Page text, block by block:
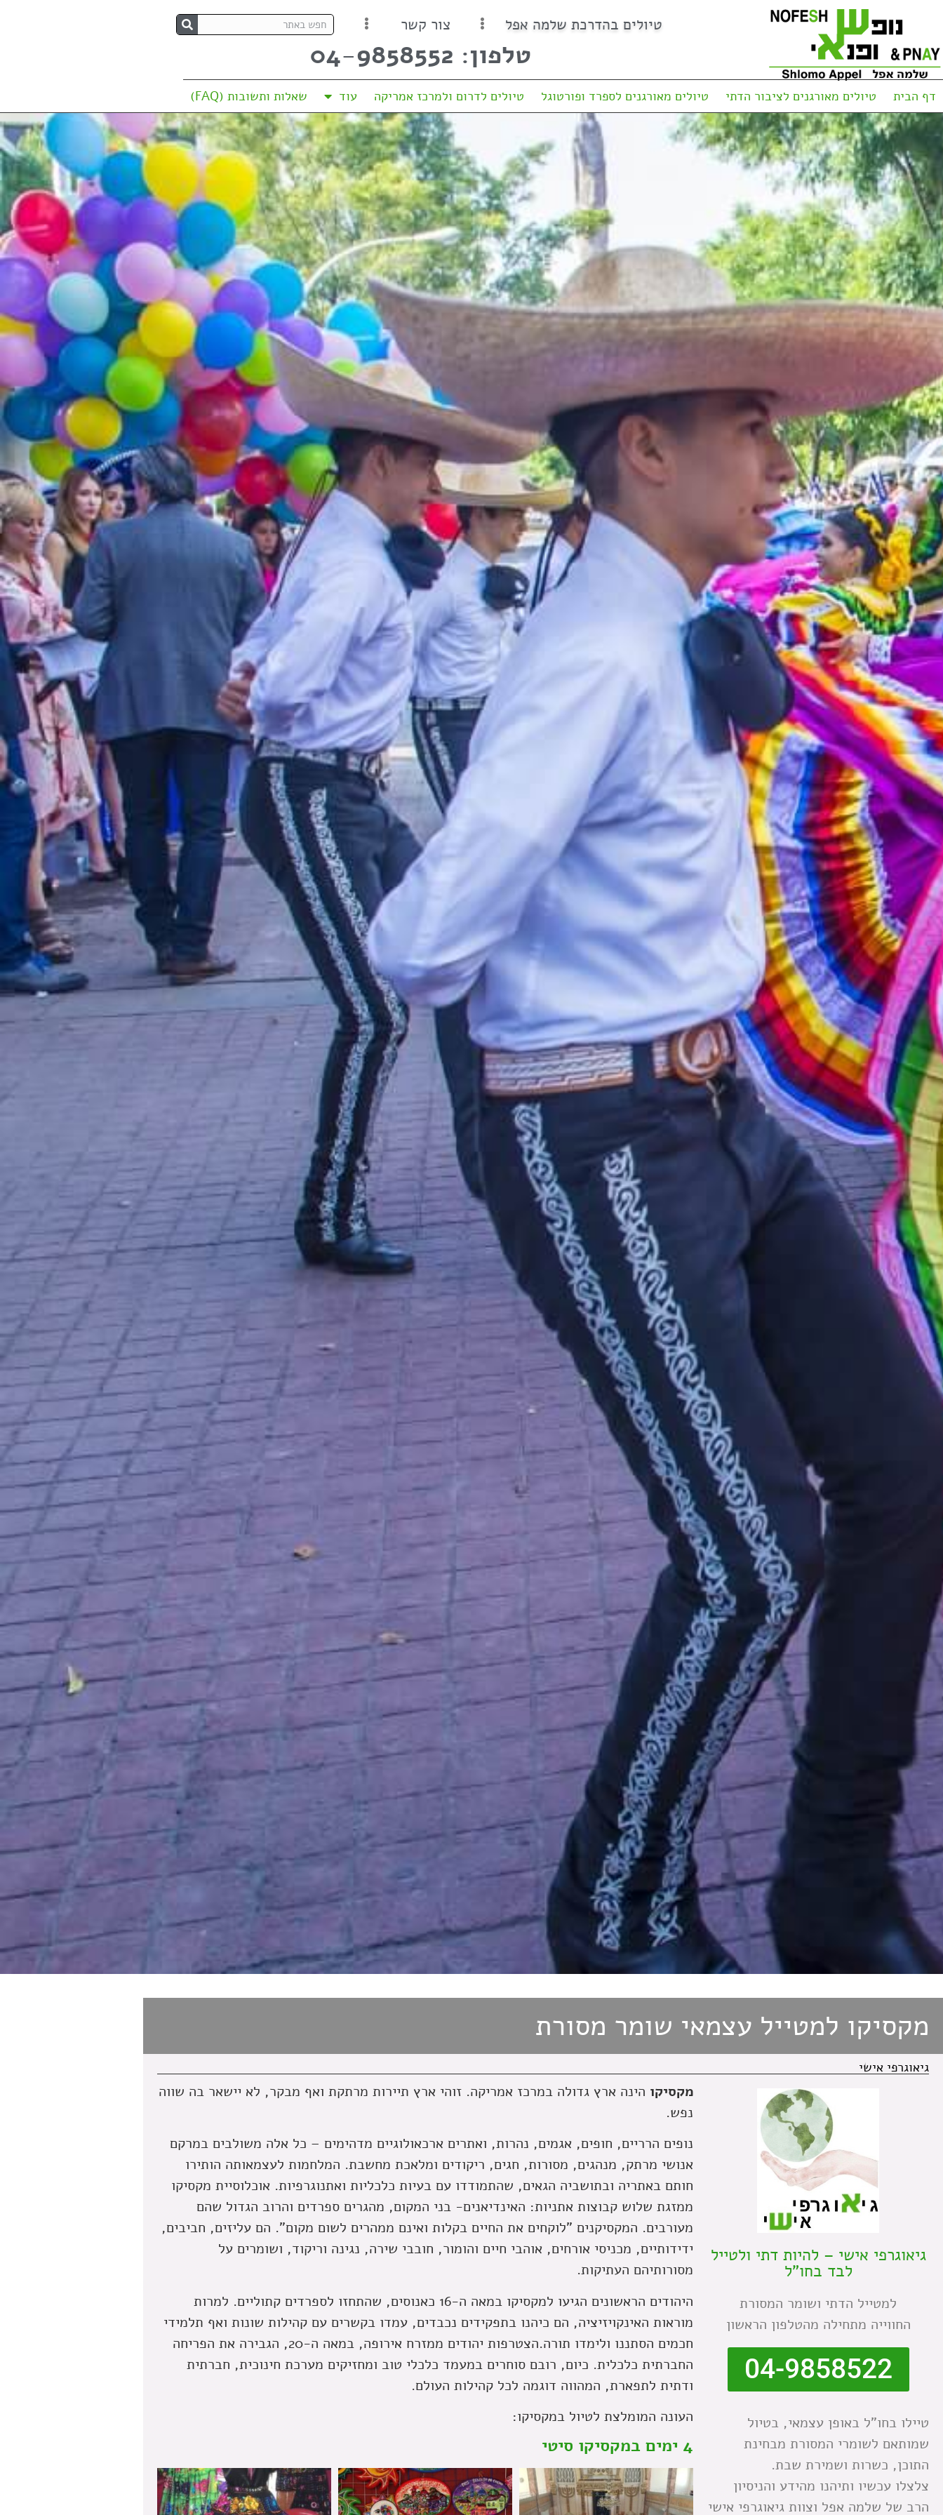
טיולים בהדרכת שלמה אפל צור קשר
טלפון: 04-9858552
דף הבית טיולים מאורגנים לציבור הדתי טיולים מאורגנים לספרד ופורטוגל טיולים לדרום ולמרכז אמריקה עוד שאלות ותשובות (FAQ)
מקסיקו למטייל עצמאי שומר מסורת
גיאוגרפי אישי
גיאוגרפי אישי – להיות דתי ולטייל
לבד בחו"ל
למטייל הדתי ושומר המסורת
החווייה מתחילה מהטלפון הראשון
04-9858522
טיילו בחו"ל באופן עצמאי, בטיול
שמותאם לשומרי המסורת מבחינת
התוכן, כשרות ושמירת שבת.
צלצלו עכשיו ותיהנו מהידע והניסיון
הרב של שלמה אפל וצוות גיאוגרפי אישי
מקסיקו הינה ארץ גדולה במרכז אמריקה. זוהי ארץ תיירות מרתקת ואף מבקר, לא יישאר בה שווה
נפש.
נופים הרריים, חופים, אגמים, נהרות, ואתרים ארכאולוגיים מדהימים – כל אלה משולבים במרקם
אנושי מרתק, מנהגים, מסורות, חגים, ריקודים ומלאכת מחשבת. המלחמות לעצמאותה הותירו
חותם באתריה ובתושביה הגאים, שהתמודדו עם בעיות כלכליות ואתנוגרפיות. אוכלוסיית מקסיקו
ממזגת שלוש קבוצות אתניות: האינדיאנים- בני המקום, מהגרים ספרדים והרוב הגדול שהם
מעורבים. המקסיקנים "לוקחים את החיים בקלות ואינם ממהרים לשום מקום". הם עליזים, חביבים,
ידידותיים, מכניסי אורחים, אוהבי חיים והומור, חובבי שירה, נגינה וריקוד, ושומרים על
מסורותיהם העתיקות.
היהודים הראשונים הגיעו למקסיקו במאה ה-16 כאנוסים, שהתחזו לספרדים קתוליים. למרות
מוראות האינקויזיציה, הם כיהנו בתפקידים נכבדים, עמדו בקשרים עם קהילות שונות ואף תלמידי
חכמים הסתננו ולימדו תורה.הצטרפות יהודים ממזרח אירופה, במאה ה-20, הגבירה את הפריחה
החברתית כלכלית. כיום, רובם סוחרים במעמד כלכלי טוב ומחזיקים מערכת חינוכית, חברתית
ודתית לתפארת, המהווה דוגמה לכל קהילות העולם.
העונה המומלצת לטיול במקסיקו:
4 ימים במקסיקו סיטי